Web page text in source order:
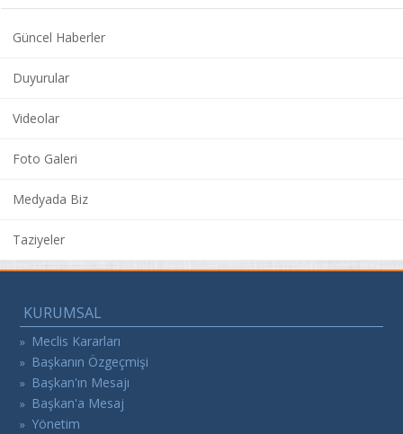
Güncel Haberler
Duyurular
Videolar
Foto Galeri
Medyada Biz
Taziyeler
KURUMSAL
» Meclis Kararları
» Başkanın Özgeçmişi
» Başkan'ın Mesajı
» Başkan'a Mesaj
» Yönetim